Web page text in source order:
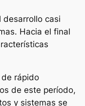
desarrollo casi
Hacia el final
rápido
de este período,
y sistemas se